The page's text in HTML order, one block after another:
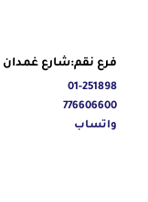
فرع نقم:شارع غمدان
01-251898
776606600
واتساب